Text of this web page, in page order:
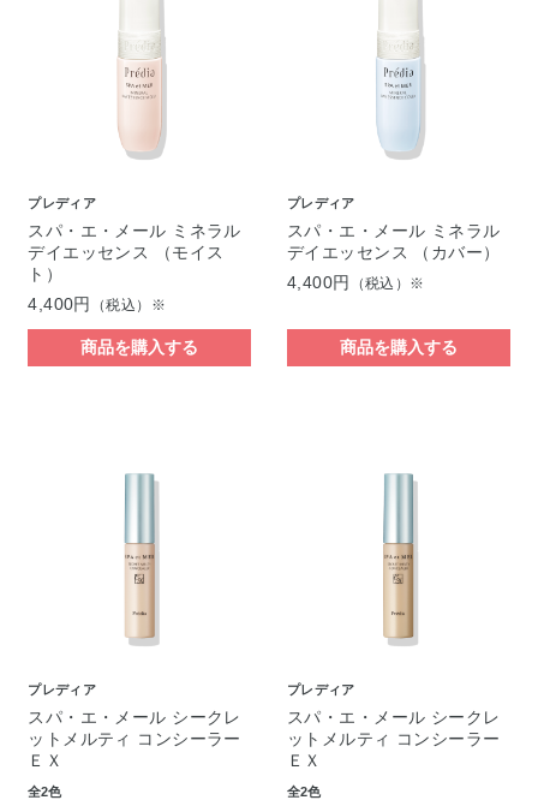
プレディア
スパ・エ・メール ミネラル
デイエッセンス （モイス
ト）
4,400円
（税込）※
商品を購入する
プレディア
スパ・エ・メール ミネラル
デイエッセンス （カバー）
4,400円
（税込）※
商品を購入する
プレディア
スパ・エ・メール シークレ
ットメルティ コンシーラー
ＥＸ
全2色
プレディア
スパ・エ・メール シークレ
ットメルティ コンシーラー
ＥＸ
全2色